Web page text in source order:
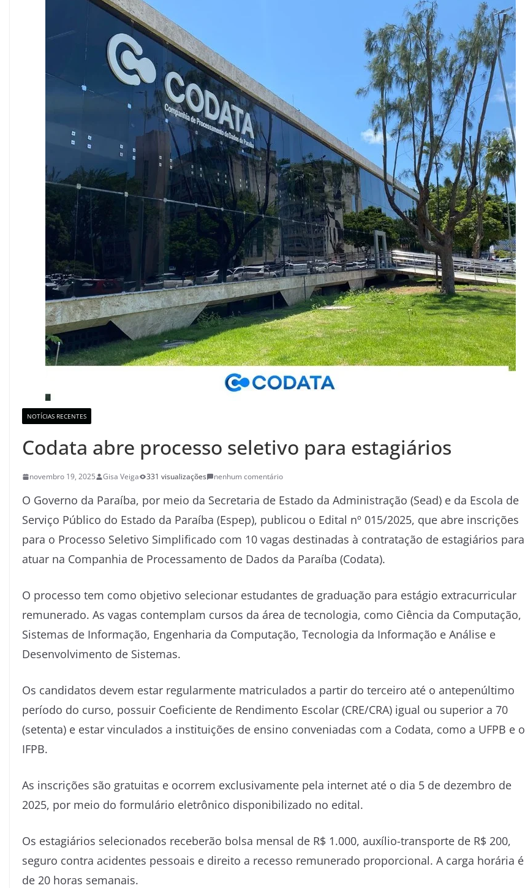
NOTÍCIAS RECENTES
Codata abre processo seletivo para estagiários
novembro 19, 2025 Gisa Veiga 331 visualizações nenhum comentário
O Governo da Paraíba, por meio da Secretaria de Estado da Administração (Sead) e da Escola de
Serviço Público do Estado da Paraíba (Espep), publicou o Edital nº 015/2025, que abre inscrições
para o Processo Seletivo Simplificado com 10 vagas destinadas à contratação de estagiários para
atuar na Companhia de Processamento de Dados da Paraíba (Codata).
O processo tem como objetivo selecionar estudantes de graduação para estágio extracurricular
remunerado. As vagas contemplam cursos da área de tecnologia, como Ciência da Computação,
Sistemas de Informação, Engenharia da Computação, Tecnologia da Informação e Análise e
Desenvolvimento de Sistemas.
Os candidatos devem estar regularmente matriculados a partir do terceiro até o antepenúltimo
período do curso, possuir Coeficiente de Rendimento Escolar (CRE/CRA) igual ou superior a 70
(setenta) e estar vinculados a instituições de ensino conveniadas com a Codata, como a UFPB e o
IFPB.
As inscrições são gratuitas e ocorrem exclusivamente pela internet até o dia 5 de dezembro de
2025, por meio do formulário eletrônico disponibilizado no edital.
Os estagiários selecionados receberão bolsa mensal de R$ 1.000, auxílio-transporte de R$ 200,
seguro contra acidentes pessoais e direito a recesso remunerado proporcional. A carga horária é
de 20 horas semanais.